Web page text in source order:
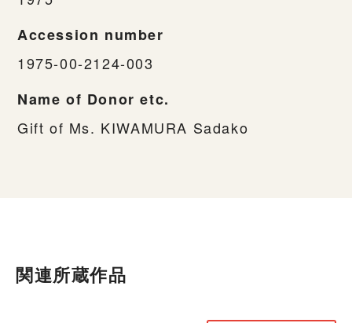
Accession number
1975-00-2124-003
Name of Donor etc.
Gift of Ms. KIWAMURA Sadako
関連所蔵作品